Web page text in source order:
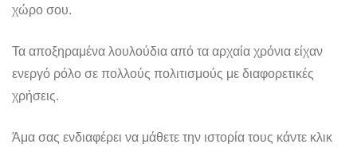
χώρο σου.
Τα αποξηραμένα λουλούδια από τα αρχαία χρόνια είχαν
ενεργό ρόλο σε πολλούς πολιτισμούς με διαφορετικές
χρήσεις.
Άμα σας ενδιαφέρει να μάθετε την ιστορία τους κάντε κλικ